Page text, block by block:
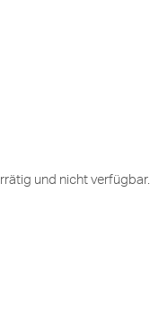
und nicht verfügbar.